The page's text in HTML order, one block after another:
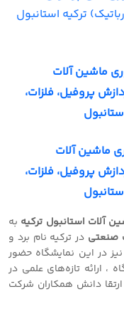
ترکیه استانبول
ماشین آلات
پروفیل، فلزات،
ماشین آلات
پروفیل، فلزات،
آلات استانبول ترکیه به
صنعتی در ترکیه نام برد و
در این نمایشگاه حضور
، ارائه تازه‌های علمی در
دانش همکاران شرکت